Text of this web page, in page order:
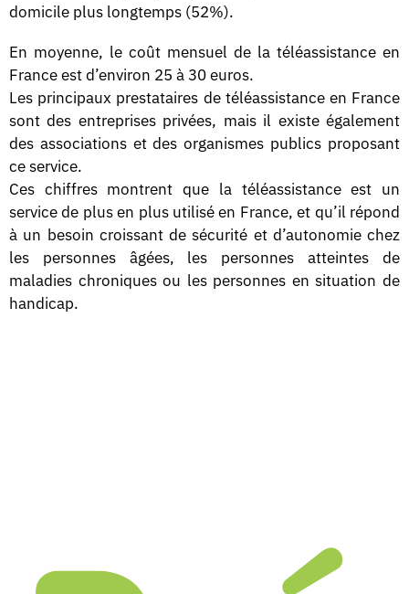
domicile plus longtemps (52%).
En moyenne, le coût mensuel de la téléassistance en
France est d’environ 25 à 30 euros.
Les principaux prestataires de téléassistance en France
sont des entreprises privées, mais il existe également
des associations et des organismes publics proposant
ce service.
Ces chiffres montrent que la téléassistance est un
service de plus en plus utilisé en France, et qu’il répond
à un besoin croissant de sécurité et d’autonomie chez
les personnes âgées, les personnes atteintes de
maladies chroniques ou les personnes en situation de
handicap.